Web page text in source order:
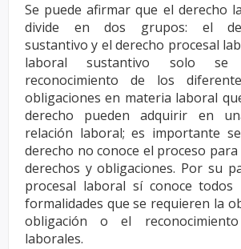
Se puede afirmar que el derecho
divide en dos grupos: el
sustantivoy el derecho procesal
laboral sustantivo solo se
reconocimiento de los
obligaciones en materia laboral
derecho pueden adquirir en
relación laboral; es importante
derecho no conoce el proceso para
derechos y obligaciones. Por su
procesal laboral sí conoce todos
formalidades que se requieren la
obligación o el
laborales.